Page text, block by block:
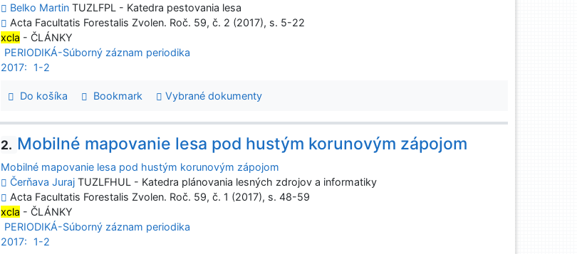
Belko Martin TUZLFPL - Katedra pestovania lesa
Acta Facultatis Forestalis Zvolen. Roč. 59, č. 2 (2017), s. 5-22
xcla - ČLÁNKY
PERIODIKÁ-Súborný záznam periodika
2017:
1-2
Do košíka Bookmark Vybrané dokumenty
2. Mobilné mapovanie lesa pod hustým korunovým zápojom
Mobilné mapovanie lesa pod hustým korunovým zápojom
Čerňava Juraj TUZLFHUL - Katedra plánovania lesných zdrojov a informatiky
Acta Facultatis Forestalis Zvolen. Roč. 59, č. 1 (2017), s. 48-59
xcla - ČLÁNKY
PERIODIKÁ-Súborný záznam periodika
2017:
1-2